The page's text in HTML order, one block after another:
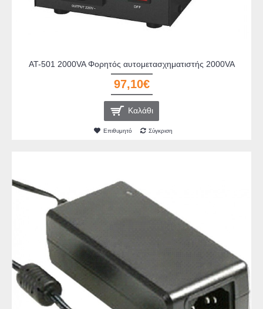
AT-501 2000VA Φορητός αυτομετασχηματιστής 2000VA
97,10€
Καλάθι
Επιθυμητό Σύγκριση